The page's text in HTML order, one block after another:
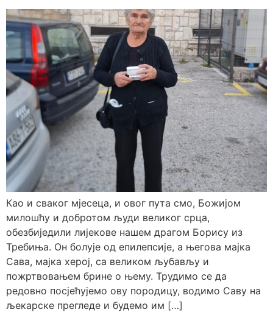
Као и сваког мјесеца, и овог пута смо, Божијом
милошћу и добротом људи великог срца,
обезбиједили лијекове нашем драгом Борису из
Требиња. Он болује од епилепсије, а његова мајка
Сава, мајка херој, са великом љубављу и
пожртвовањем брине о њему. Трудимо се да
редовно посјећујемо ову породицу, водимо Саву на
љекарске прегледе и будемо им […]